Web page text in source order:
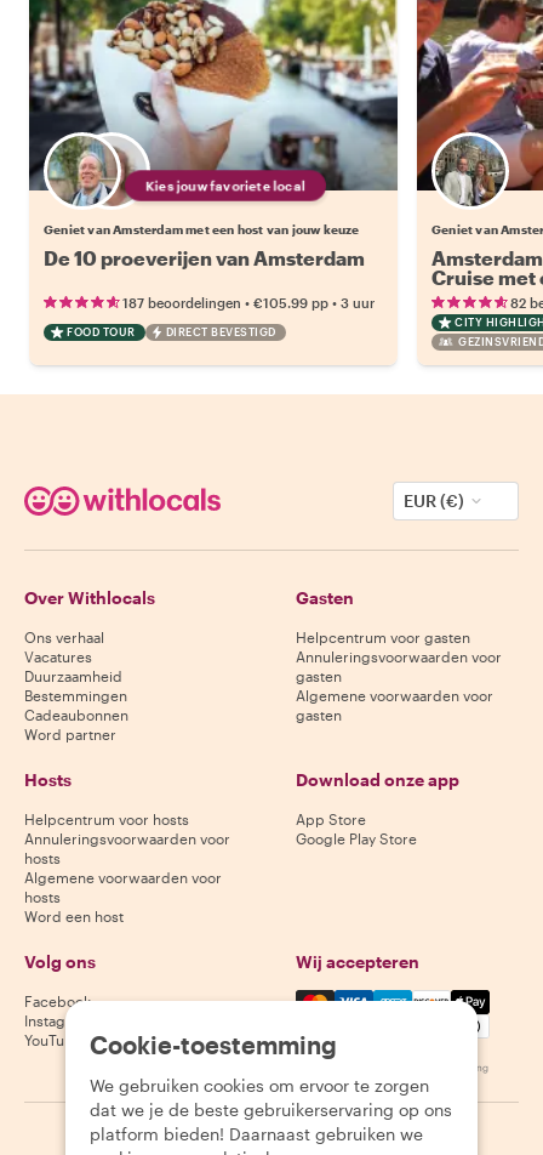
Kies jouw favoriete local
Geniet van Amsterdam met een host van jouw keuze
De 10 proeverijen van Amsterdam
187 beoordelingen • €105.99 pp • 3 uur
FOOD TOUR DIRECT BEVESTIGD
Geniet van
Cruise met
82
CITY
EUR (€)
Over Withlocals
Ons verhaal
Vacatures
Duurzaamheid
Bestemmingen
Cadeaubonnen
Word partner
Gasten
Helpcentrum voor gasten
Annuleringsvoorwaarden voor
gasten
Algemene voorwaarden voor
gasten
Hosts
Helpcentrum voor hosts
Annuleringsvoorwaarden voor
hosts
Algemene voorwaarden voor
hosts
Word een host
Download onze app
App Store
Google Play Store
Volg ons
Facebook
Instagram
YouTube
Wij accepteren
Mastercard, Visa, Amex,
Beschikbaarheid varieert per bestemming
2026 Withlocals.com | Privacybeleid | Cookies | Sitemap
Cookie-toestemming
We gebruiken cookies om ervoor te zorgen
dat we je de beste gebruikerservaring op ons
platform bieden! Daarnaast gebruiken we